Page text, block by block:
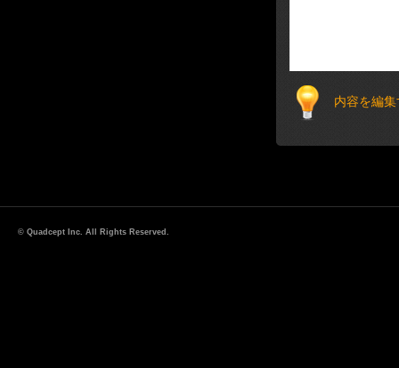
内容を編
© Quadcept Inc. All Rights Reserved.